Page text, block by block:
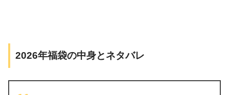
2026年福袋の中身とネタバレ